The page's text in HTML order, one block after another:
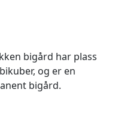
bigård har plass
og er en
bigård.